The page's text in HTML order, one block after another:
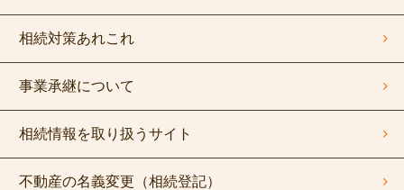
不動産の名義変更（相続登記）
相続対策あれこれ
事業承継について
相続情報を取り扱うサイト